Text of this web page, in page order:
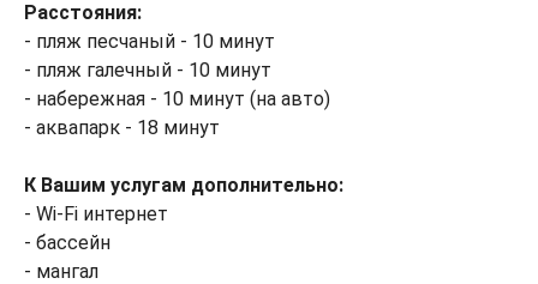
Расстояния:
- пляж песчаный - 10 минут
- пляж галечный - 10 минут
- набережная - 10 минут (на авто)
- аквапарк - 18 минут
К Вашим услугам дополнительно:
- Wi-Fi интернет
- бассейн
- мангал